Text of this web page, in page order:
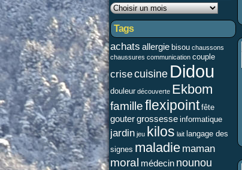
Tags
achats allergie bisou chaussons
chaussures communication couple
crisecuisine Didou
douleur découverte Ekbom
familleflexipoint fête
goutergrossesse informatique
jardin jeu kilos lait langage des
signes maladie maman
moral médecin nounou